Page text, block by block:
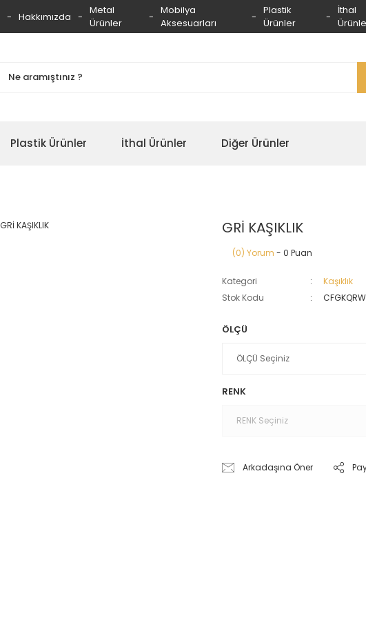
Hakkımızda
Metal
Ürünler
Mobilya
Aksesuarları
Plastik
Ürünler
İthal
Plastik Ürünler İthal Ürünler Diğer Ürünler
GRİ KAŞIKLIK
(0) Yorum - 0 Puan
Kategori
Kaşıklık
Stok Kodu
ÖLÇÜ
RENK
Arkadaşına Öner